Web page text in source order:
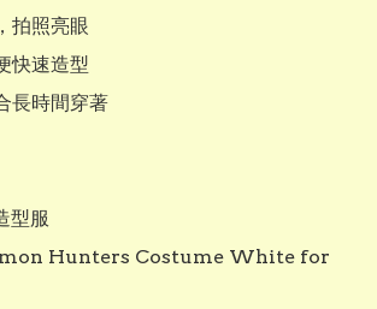
拍照亮眼
快速造型
長時間穿著
型服
Hunters Costume White for